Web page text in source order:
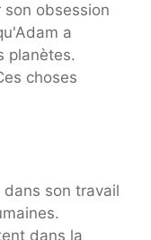
obsession
a
planètes.
choses
son travail
dans la